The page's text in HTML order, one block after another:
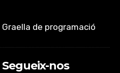
Graella de programació
Segueix-nos